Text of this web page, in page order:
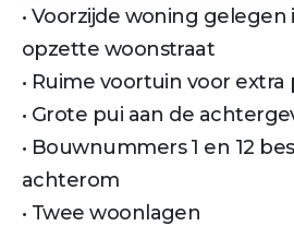
• Voorzijde woning gelegen
opzette woonstraat
• Ruime voortuin voor extra
• Grote pui aan de
• Bouwnummers 1 en 12
achterom
• Twee woonlagen